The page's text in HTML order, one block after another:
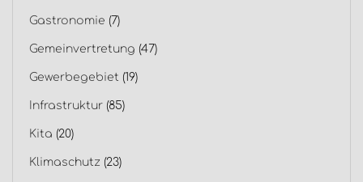
Gastronomie (7)
Gemeinvertretung (47)
Gewerbegebiet (19)
Infrastruktur (85)
Kita (20)
Klimaschutz (23)